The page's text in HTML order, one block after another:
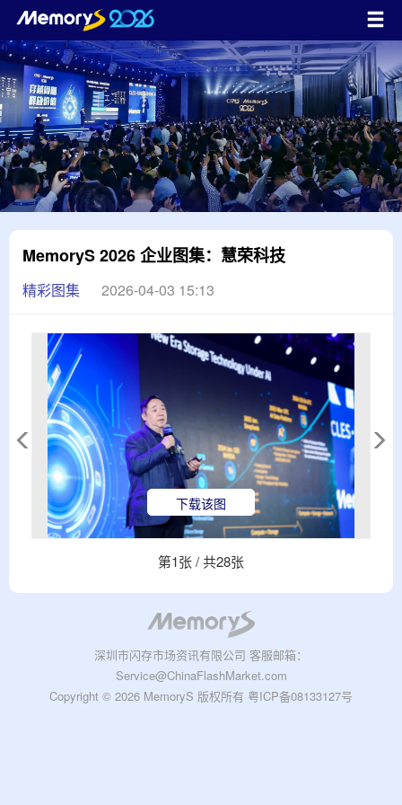
MemoryS 2026 企业图集：慧荣科技
精彩图集 2026-04-03 15:13
下载该图
第1张 / 共28张
深圳市闪存市场资讯有限公司 客服邮箱：
Service@ChinaFlashMarket.com
Copyright © 2026 MemoryS 版权所有 粤ICP备08133127号